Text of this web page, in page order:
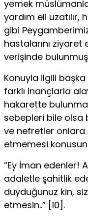
yemek
yardım eli uzatılır,
gibi
hastalarını
verişinde
Konuyla ilgili
farklı inançlarla
hakarette
sebepleri bile olsa
ve nefretler onlara
etmemesi
“Ey İman edenler!
adaletle şahitlik
duyduğunuz kin,
etmesin..” [10].